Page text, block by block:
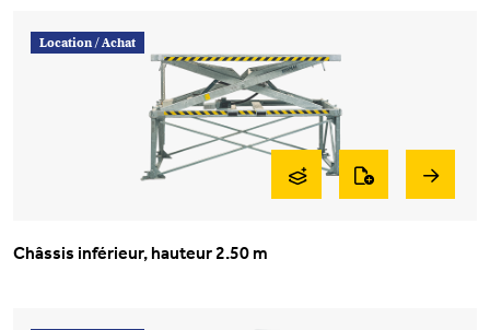
Location /Achat
Châssis inférieur, hauteur 2.50 m